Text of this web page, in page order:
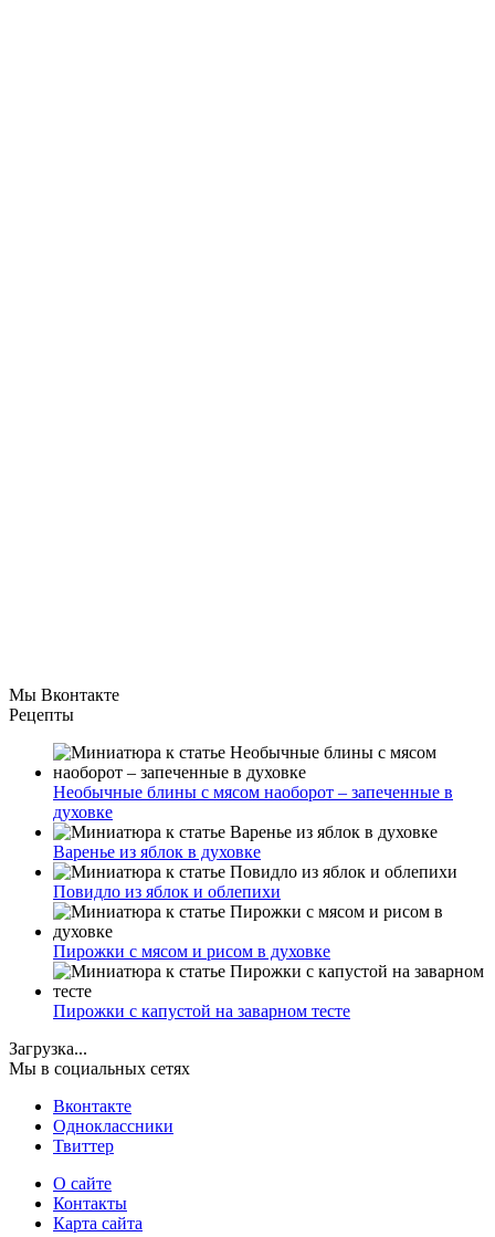
Мы Вконтакте
Рецепты
Необычные блины с мясом наоборот – запеченные в
духовке
Варенье из яблок в духовке
Повидло из яблок и облепихи
Пирожки с мясом и рисом в духовке
Пирожки с капустой на заварном тесте
Загрузка...
Мы в социальных сетях
Вконтакте
Одноклассники
Твиттер
О сайте
Контакты
Карта сайта